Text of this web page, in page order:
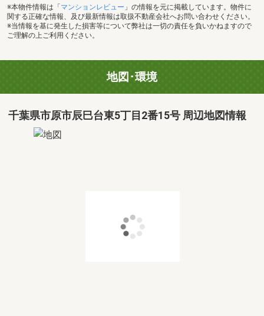
※本物件情報は「 マンションレビュー 」の情報を元に掲載しています。物件に
関する正確な情報、及び最新情報は取扱不動産会社へお問い合わせください。
※当情報を基に発生した損害等について弊社は一切の責任を負いかねますので
ご理解の上ご利用ください。
地図･環境
千葉県市原市辰巳台東5丁目2番15号 周辺地図情報